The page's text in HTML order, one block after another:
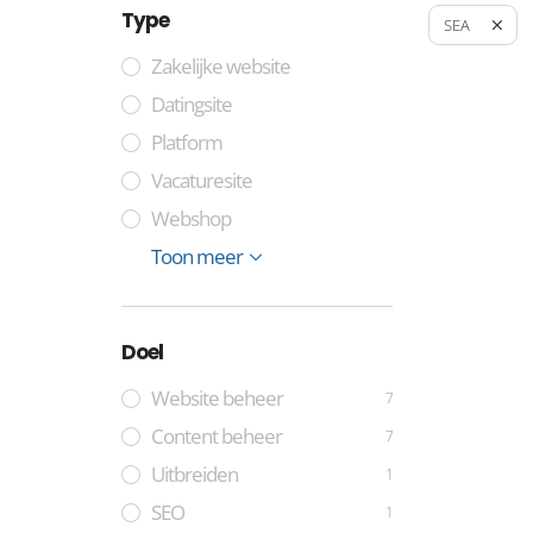
Type
Zakelijke website
Datingsite
Platform
Vacaturesite
Webshop
Elk type website
Werkplek
Toon meer
Doel
Website beheer 7
Content beheer 7
Uitbreiden 1
SEO 1
SEA